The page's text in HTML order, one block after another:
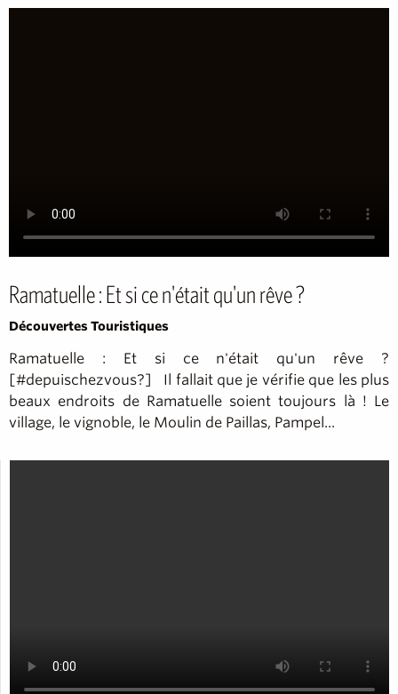
Ramatuelle : Et si ce n'était qu'un rêve ?
Découvertes Touristiques
Ramatuelle : Et si ce n'était qu'un rêve ?
[#depuischezvous?] Il fallait que je vérifie que les plus
beaux endroits de Ramatuelle soient toujours là ! Le
village, le vignoble, le Moulin de Paillas, Pampel...